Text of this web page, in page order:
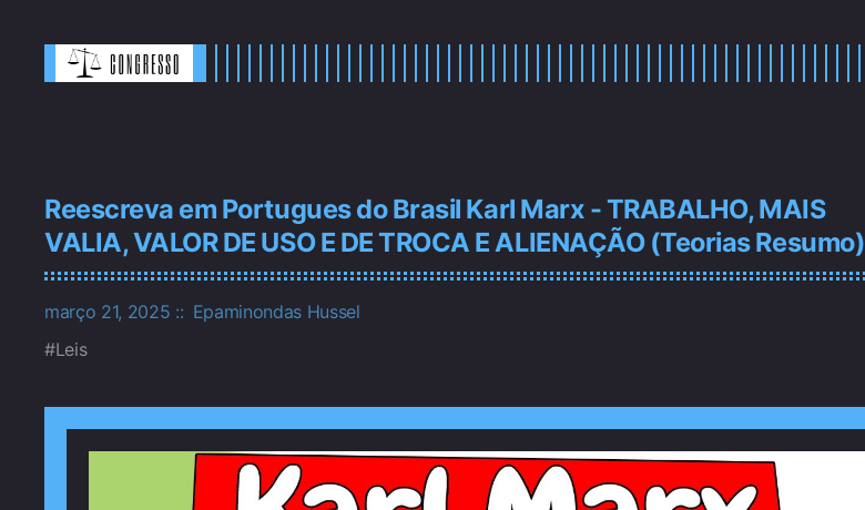
Reescreva em Portugues do Brasil Karl Marx - TRABALHO, MAIS
VALIA, VALOR DE USO E DE TROCA E ALIENAÇÃO (Teorias Resumo)
março 21, 2025
Epaminondas Hussel
Leis